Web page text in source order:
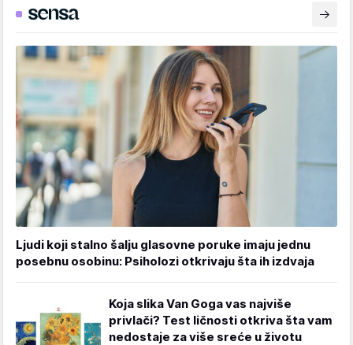
Ljudi koji stalno šalju glasovne poruke imaju jednu
posebnu osobinu: Psiholozi otkrivaju šta ih izdvaja
Koja slika Van Goga vas najviše
privlači? Test ličnosti otkriva šta vam
nedostaje za više sreće u životu